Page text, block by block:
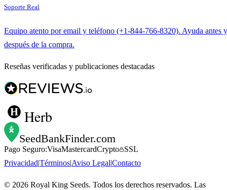
Soporte Real
Equipo atento por email y teléfono (+1-844-766-8320). Ayuda antes y
después de la compra.
Reseñas verificadas y publicaciones destacadas
Herb
SeedBankFinder.com
Pago Seguro:VisaMastercardCrypto
SSL
PrivacidadTérminosAviso LegalContacto
© 2026 Royal King Seeds. Todos los derechos reservados. Las